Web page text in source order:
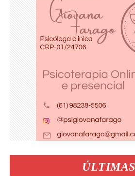
ÚLTIMAS